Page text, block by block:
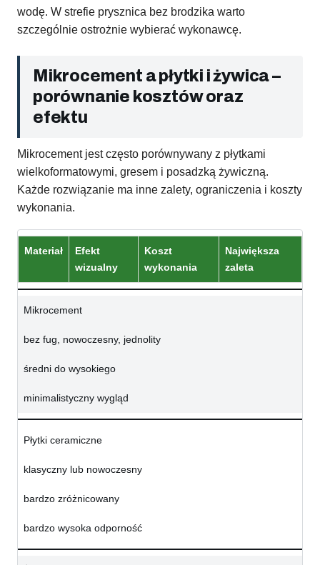
wodę. W strefie prysznica bez brodzika warto
szczególnie ostrożnie wybierać wykonawcę.
Mikrocement a płytki i żywica –
porównanie kosztów oraz
efektu
Mikrocement jest często porównywany z płytkami
wielkoformatowymi, gresem i posadzką żywiczną.
Każde rozwiązanie ma inne zalety, ograniczenia i koszty
wykonania.
Materiał
Efekt
wizualny
Koszt
wykonania
Największa
zaleta
Mikrocement
bez fug, nowoczesny, jednolity
średni do wysokiego
minimalistyczny wygląd
Płytki ceramiczne
klasyczny lub nowoczesny
bardzo zróżnicowany
bardzo wysoka odporność